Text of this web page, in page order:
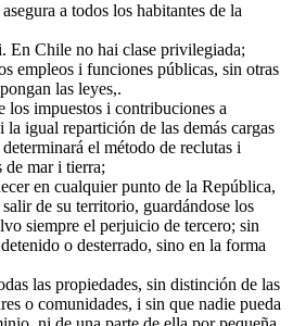
a todos los habitantes de la
En Chile no hai clase privilegiada;
empleos i funciones públicas, sin otras
las leyes,.
impuestos i contribuciones a
igual repartición de las demás cargas
el método de reclutas i
de mar i tierra;
en cualquier punto de la República,
de su territorio, guardándose los
siempre el perjuicio de tercero; sin
o desterrado, sino en la forma
las propiedades, sin distinción de las
o comunidades, i sin que nadie pueda